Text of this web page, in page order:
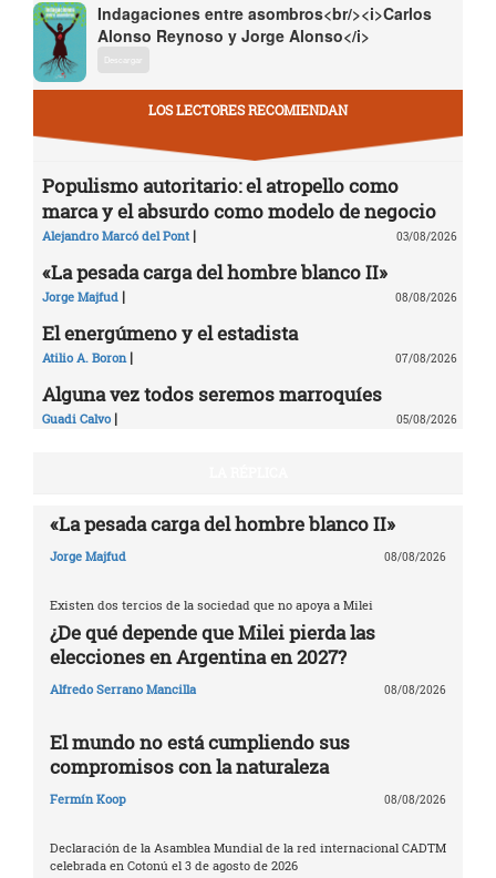
Indagaciones entre asombros<br/><i>Carlos
Alonso Reynoso y Jorge Alonso</i>
Descargar
LOS LECTORES RECOMIENDAN
Populismo autoritario: el atropello como
marca y el absurdo como modelo de negocio
Alejandro Marcó del Pont | 03/08/2026
«La pesada carga del hombre blanco II»
Jorge Majfud | 08/08/2026
El energúmeno y el estadista
Atilio A. Boron | 07/08/2026
Alguna vez todos seremos marroquíes
Guadi Calvo | 05/08/2026
«La pesada carga del hombre blanco II»
Jorge Majfud 08/08/2026
Existen dos tercios de la sociedad que no apoya a Milei
¿De qué depende que Milei pierda las
elecciones en Argentina en 2027?
Alfredo Serrano Mancilla 08/08/2026
El mundo no está cumpliendo sus
compromisos con la naturaleza
Fermín Koop 08/08/2026
Declaración de la Asamblea Mundial de la red internacional CADTM
celebrada en Cotonú el 3 de agosto de 2026